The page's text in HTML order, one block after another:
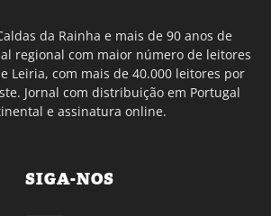
da Rainha e mais de 90 anos de
regional com maior número de leitores
Leiria, com mais de 40.000 leitores por
Jornal com distribuição em Portugal
e assinatura online.
SIGA-NOS